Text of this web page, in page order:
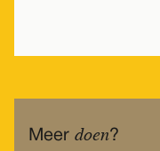
Meer doen?